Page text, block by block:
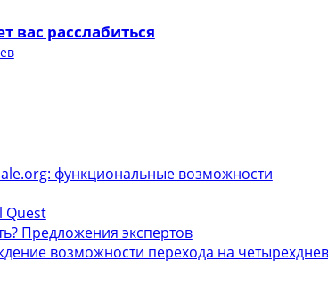
вас расслабиться
функциональные возможности
Quest
Предложения экспертов
возможности перехода на